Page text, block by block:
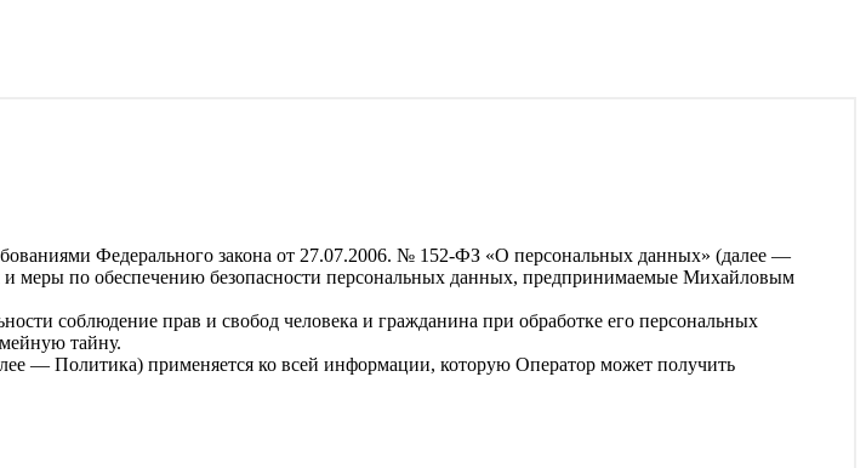
Федерального закона от 27.07.2006. № 152-ФЗ «О персональных данных» (далее —
меры по обеспечению безопасности персональных данных, предпринимаемые Михайловым
соблюдение прав и свобод человека и гражданина при обработке его персональных
тайну.
— Политика) применяется ко всей информации, которую Оператор может получить